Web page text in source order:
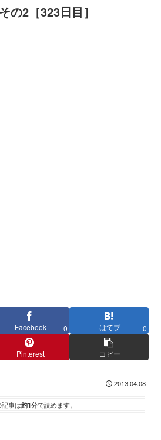
の2［323日目］
Facebook 0 はてブ 0
Pinterest コピー
2013.04.08
記事は約1分で読めます。